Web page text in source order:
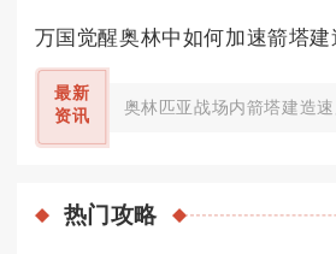
万国觉醒奥林中如何加速箭塔建
最新
资讯
奥林匹亚战场内箭塔建造
热门攻略